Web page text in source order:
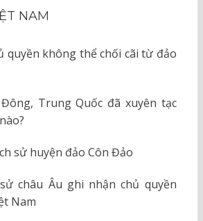
NAM
quyền không thể chối cãi từ đảo
Trung Quốc đã xuyên tạc
sử huyện đảo Côn Đảo
châu Âu ghi nhận chủ quyền
Nam